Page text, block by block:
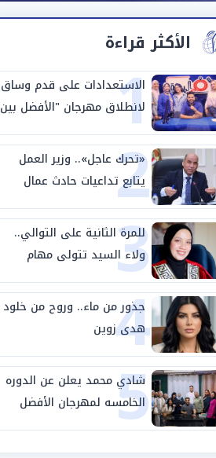
الأكثر قراءة
1
الاستعدادات على قدم وساق
لانطلاق مهرجان "الأفضل بين
الأفضل" في دورته الخامسة
2
«تحرك عاجل».. وزير العمل
يتابع تداعيات حادث عمال
طريق بني سويف الصحراوي
3
للمرة الثانية على التوالي..
ولاء السيد تتولى مهام
المنسق الإعلامي لمهرجان
"الأفضل بين الأفضل" في
دورته الخامسة
4
جذور من ماء.. وروح من خلود
هدى زوين
5
شادي محمد يعلن عن الدوره
الخامسه لمهرجان الأفضل